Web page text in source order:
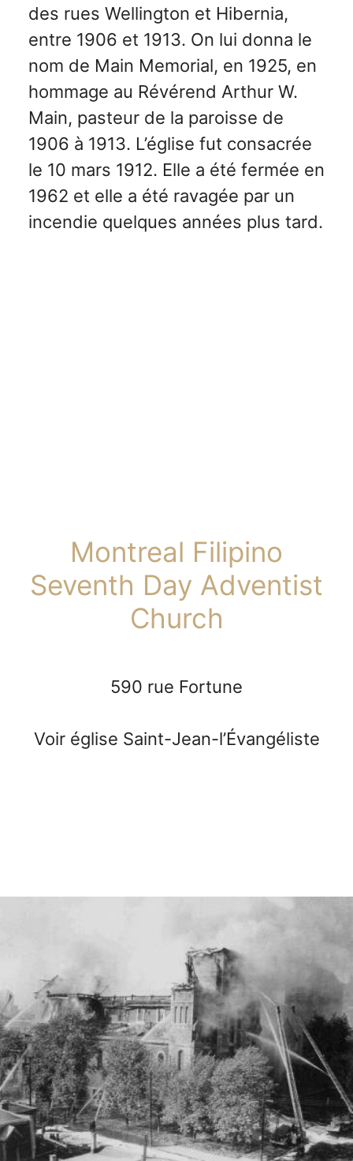
des rues Wellington et Hibernia,
entre 1906 et 1913. On lui donna le
nom de Main Memorial, en 1925, en
hommage au Révérend Arthur W.
Main, pasteur de la paroisse de
1906 à 1913. L’église fut consacrée
le 10 mars 1912. Elle a été fermée en
1962 et elle a été ravagée par un
incendie quelques années plus tard.
Montreal Filipino
Seventh Day Adventist
Church
590 rue Fortune
Voir église Saint-Jean-l’Évangéliste